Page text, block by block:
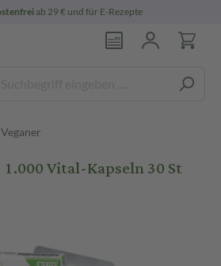
ab 29 € und für E-Rezepte
Vital-Kapseln 30 St